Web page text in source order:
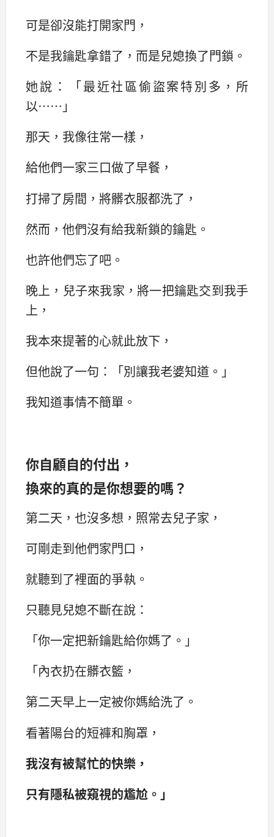
可是卻沒能打開家門，
不是我鑰匙拿錯了，而是兒媳換了門鎖。
她說：‌‌「最近社區偷盜案特別多，所
以……‌‌」
那天，我像往常一樣，
給他們一家三口做了早餐，
打掃了房間，將髒衣服都洗了，
然而，他們沒有給我新鎖的鑰匙。
也許他們忘了吧。
晚上，兒子來我家，將一把鑰匙交到我手
上，
我本來提著的心就此放下，
但他說了一句：‌‌「別讓我老婆知道。‌‌」
我知道事情不簡單。
你自顧自的付出，
換來的真的是你想要的嗎？
第二天，也沒多想，照常去兒子家，
可剛走到他們家門口，
就聽到了裡面的爭執。
只聽見兒媳不斷在說：‌‌
「你一定把新鑰匙給你媽了。‌‌」
「內衣扔在髒衣籃，
第二天早上一定被你媽給洗了。
看著陽台的短褲和胸罩，
我沒有被幫忙的快樂，
只有隱私被窺視的尷尬。‌‌」